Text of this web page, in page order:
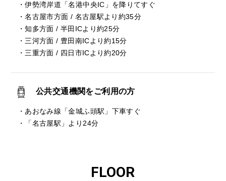
・伊勢湾岸道「名港中央IC」を降りてすぐ
・名古屋市方面 / 名古屋駅より約35分
・知多方面 / 半田ICより約25分
・三河方面 / 豊田南ICより約15分
・三重方面 / 四日市ICより約20分
公共交通機関をご利用の方
・あおなみ線「金城ふ頭駅」下車すぐ
・「名古屋駅」より24分
FLOOR